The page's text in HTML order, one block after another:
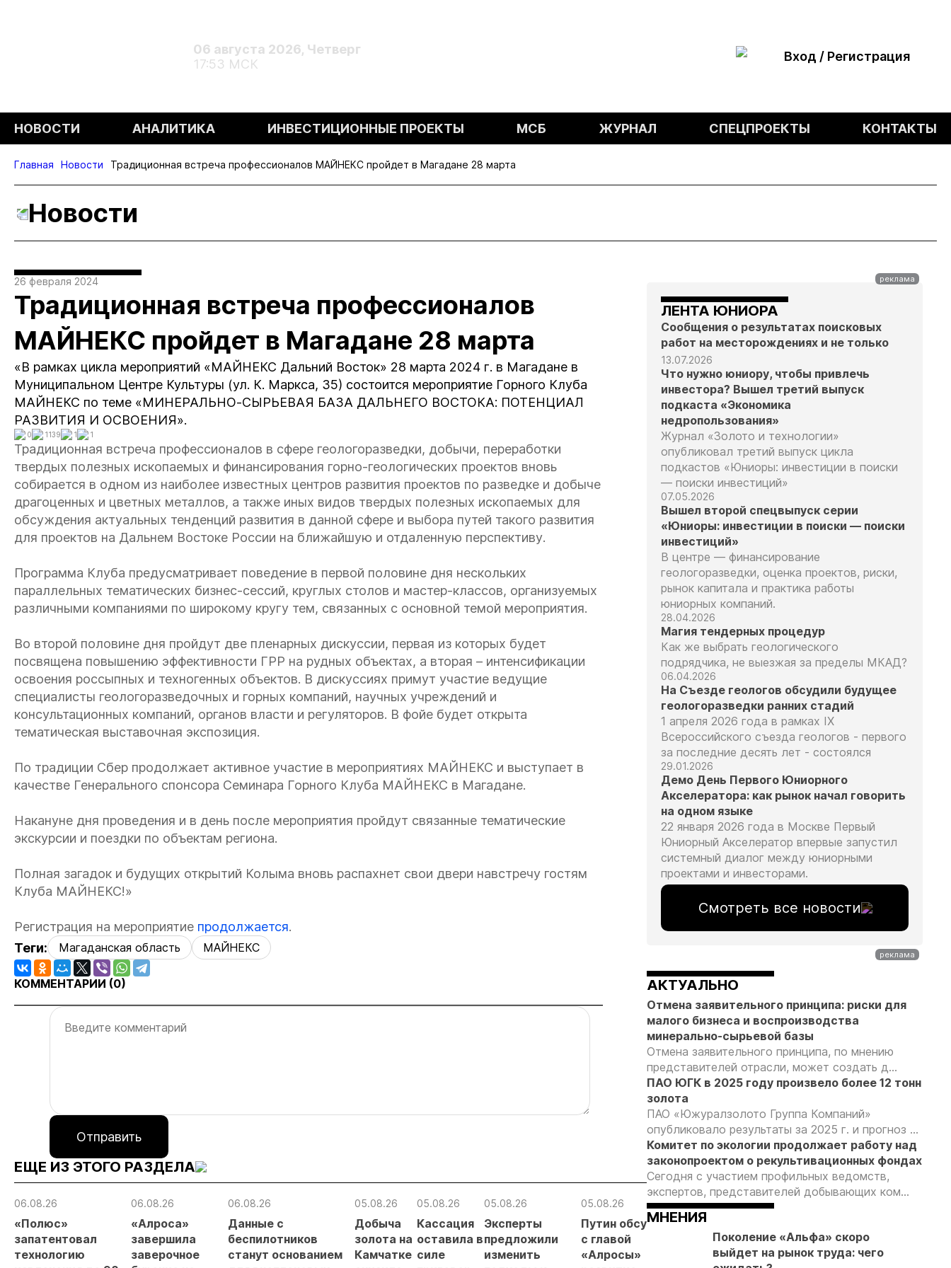
06 августа 2026, Четверг
17:53 МСК
Вход / Регистрация
НОВОСТИ АНАЛИТИКА ИНВЕСТИЦИОННЫЕ ПРОЕКТЫ МСБ ЖУРНАЛ СПЕЦПРОЕКТЫ КОНТАКТЫ
Главная Новости Традиционная встреча профессионалов МАЙНЕКС пройдет в Магадане 28 марта
Новости
26 февраля 2024
Традиционная встреча профессионалов
МАЙНЕКС пройдет в Магадане 28 марта
«В рамках цикла мероприятий «МАЙНЕКС Дальний Восток» 28 марта 2024 г. в Магадане в
Муниципальном Центре Культуры (ул. К. Маркса, 35) состоится мероприятие Горного Клуба
МАЙНЕКС по теме «МИНЕРАЛЬНО-СЫРЬЕВАЯ БАЗА ДАЛЬНЕГО ВОСТОКА: ПОТЕНЦИАЛ
РАЗВИТИЯ И ОСВОЕНИЯ».
0 1139 1 1
Традиционная встреча профессионалов в сфере геологоразведки, добычи, переработки
твердых полезных ископаемых и финансирования горно-геологических проектов вновь
собирается в одном из наиболее известных центров развития проектов по разведке и добыче
драгоценных и цветных металлов, а также иных видов твердых полезных ископаемых для
обсуждения актуальных тенденций развития в данной сфере и выбора путей такого развития
для проектов на Дальнем Востоке России на ближайшую и отдаленную перспективу.
Программа Клуба предусматривает поведение в первой половине дня нескольких
параллельных тематических бизнес-сессий, круглых столов и мастер-классов, организуемых
различными компаниями по широкому кругу тем, связанных с основной темой мероприятия.
Во второй половине дня пройдут две пленарных дискуссии, первая из которых будет
посвящена повышению эффективности ГРР на рудных объектах, а вторая – интенсификации
освоения россыпных и техногенных объектов. В дискуссиях примут участие ведущие
специалисты геологоразведочных и горных компаний, научных учреждений и
консультационных компаний, органов власти и регуляторов. В фойе будет открыта
тематическая выставочная экспозиция.
По традиции Сбер продолжает активное участие в мероприятиях МАЙНЕКС и выступает в
качестве Генерального спонсора Семинара Горного Клуба МАЙНЕКС в Магадане.
Накануне дня проведения и в день после мероприятия пройдут связанные тематические
экскурсии и поездки по объектам региона.
Полная загадок и будущих открытий Колыма вновь распахнет свои двери навстречу гостям
Клуба МАЙНЕКС!»
Регистрация на мероприятие продолжается.
Теги:
Магаданская область МАЙНЕКС
КОММЕНТАРИИ (0)
Отправить
ЕЩЕ ИЗ ЭТОГО РАЗДЕЛА
06.08.26
«Полюс»
запатентовал
технологию
06.08.26
«Алроса»
завершила
заверочное
06.08.26
Данные с
беспилотников
станут основанием
05.08.26
Добыча
золота на
Камчатке
05.08.26
Кассация
оставила в
силе
05.08.26
Эксперты
предложили
изменить
05.08.26
Путин обсудил
с главой
«Алросы»
04.08.26
Продажи
золотых
слитков через
04.08.26
ООО
«ЗапСибЗолото» принципа:
ЛЕНТА ЮНИОРА
Сообщения о результатах поисковых
работ на месторождениях и не только
13.07.2026
Что нужно юниору, чтобы привлечь
инвестора? Вышел третий выпуск
подкаста «Экономика
недропользования»
Журнал «Золото и технологии»
опубликовал третий выпуск цикла
подкастов «Юниоры: инвестиции в поиски
— поиски инвестиций»
07.05.2026
Вышел второй спецвыпуск серии
«Юниоры: инвестиции в поиски — поиски
инвестиций»
В центре — финансирование
геологоразведки, оценка проектов, риски,
рынок капитала и практика работы
юниорных компаний.
28.04.2026
Магия тендерных процедур
Как же выбрать геологического
подрядчика, не выезжая за пределы МКАД?
06.04.2026
На Съезде геологов обсудили будущее
геологоразведки ранних стадий
1 апреля 2026 года в рамках IX
Всероссийского съезда геологов - первого
за последние десять лет - состоялся
29.01.2026
Демо День Первого Юниорного
Акселератора: как рынок начал говорить
на одном языке
22 января 2026 года в Москве Первый
Юниорный Акселератор впервые запустил
системный диалог между юниорными
проектами и инвесторами.
Смотреть все новости
АКТУАЛЬНО
Отмена заявительного принципа: риски для
малого бизнеса и воспроизводства
минерально-сырьевой базы
Отмена заявительного принципа, по мнению
представителей отрасли, может создать д...
ПАО ЮГК в 2025 году произвело более 12 тонн
золота
ПАО «Южуралзолото Группа Компаний»
опубликовало результаты за 2025 г. и прогноз ...
Комитет по экологии продолжает работу над
законопроектом о рекультивационных фондах
Сегодня с участием профильных ведомств,
экспертов, представителей добывающих ком...
МНЕНИЯ
Поколение «Альфа» скоро
выйдет на рынок труда: чего